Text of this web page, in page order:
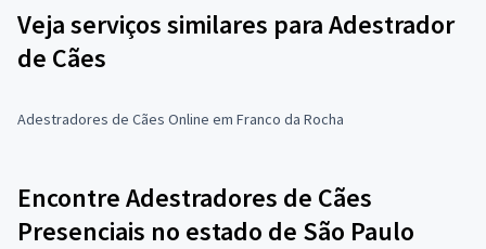
Veja serviços similares para Adestrador
de Cães
Adestradores de Cães Online em Franco da Rocha
Encontre Adestradores de Cães
Presenciais no estado de São Paulo